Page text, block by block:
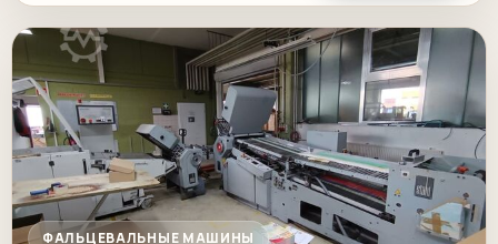
ФАЛЬЦЕВАЛЬНЫЕ МАШИНЫ